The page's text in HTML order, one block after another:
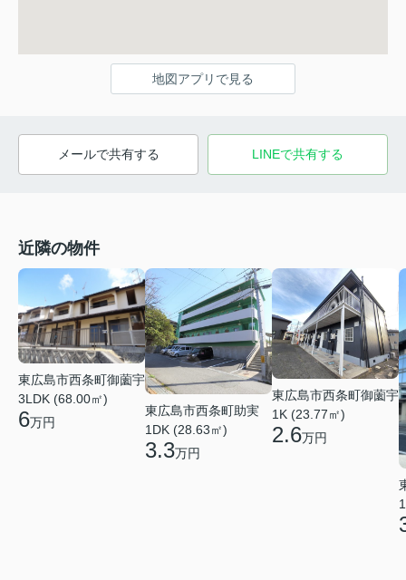
地図アプリで見る
メールで共有する LINEで共有する
近隣の物件
東広島市西条町御薗宇
3LDK (68.00㎡)
6万円
東広島市西条町助実
1DK (28.63㎡)
3.3万円
東広島市西条町御薗宇
1K (23.77㎡)
2.6万円